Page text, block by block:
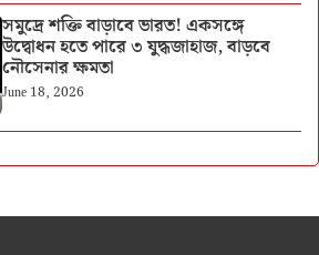
সমুদ্রে শক্তি বাড়াবে ভারত! একসঙ্গে
উদ্বোধন হতে পারে ৩ যুদ্ধজাহাজ, বাড়বে
নৌসেনার ক্ষমতা
June 18, 2026